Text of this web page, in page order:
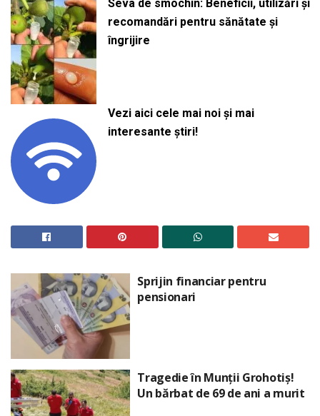
Seva de smochin: Beneficii, utilizări și
recomandări pentru sănătate și
îngrijire
Vezi aici cele mai noi și mai
interesante știri!
Sprijin financiar pentru
pensionari
Tragedie în Munții Grohotiș!
Un bărbat de 69 de ani a murit